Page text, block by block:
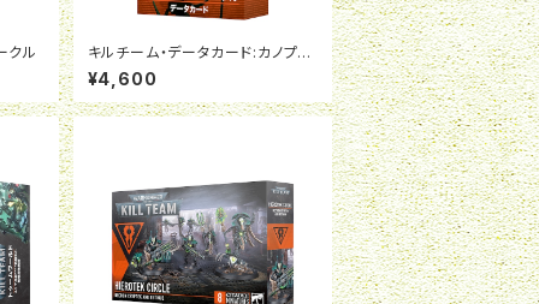
クル
キルチーム・データカード:カノプテ
ック・サークル(日本語版)
¥4,600